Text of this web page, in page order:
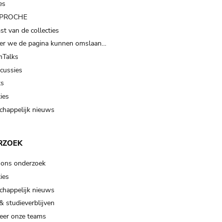
van de collecties
we de pagina kunnen omslaan…
nieuws
onderzoek
nieuws
studieverblijven
onze teams